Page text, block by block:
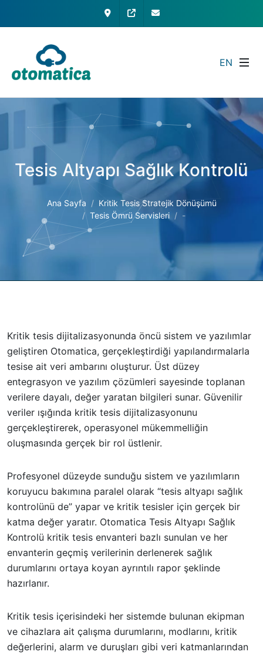
İletişim My Otomatica
EN
Tesis Altyapı Sağlık Kontrolü
Ana Sayfa
Kritik Tesis Stratejik Dönüşümü
Tesis Ömrü Servisleri
-
Kritik tesis dijitalizasyonunda öncü sistem ve yazılımlar
geliştiren Otomatica, gerçekleştirdiği yapılandırmalarla
tesise ait veri ambarını oluşturur. Üst düzey
entegrasyon ve yazılım çözümleri sayesinde toplanan
verilere dayalı, değer yaratan bilgileri sunar. Güvenilir
veriler ışığında kritik tesis dijitalizasyonunu
gerçekleştirerek, operasyonel mükemmelliğin
oluşmasında gerçek bir rol üstlenir.
Profesyonel düzeyde sunduğu sistem ve yazılımların
koruyucu bakımına paralel olarak “tesis altyapı sağlık
kontrolünü de” yapar ve kritik tesisler için gerçek bir
katma değer yaratır. Otomatica Tesis Altyapı Sağlık
Kontrolü kritik tesis envanteri bazlı sunulan ve her
envanterin geçmiş verilerinin derlenerek sağlık
durumlarını ortaya koyan ayrıntılı rapor şeklinde
hazırlanır.
Kritik tesis içerisindeki her sistemde bulunan ekipman
ve cihazlara ait çalışma durumlarını, modlarını, kritik
değerlerini, alarm ve duruşları gibi veri katmanlarından